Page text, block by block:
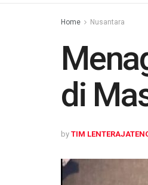
Home Nusantara
di
by TIM